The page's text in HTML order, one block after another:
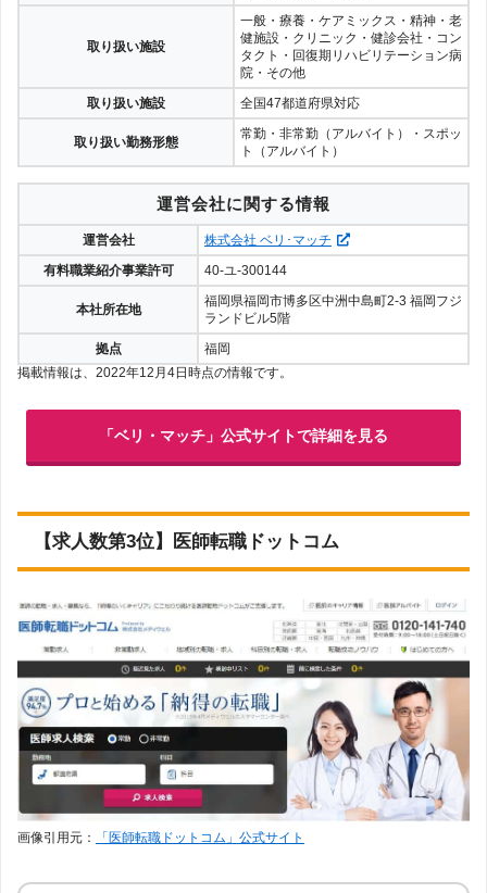
取り扱い施設
一般・療養・ケアミックス・精神・老
健施設・クリニック・健診会社・コン
タクト・回復期リハビリテーション病
院・その他
取り扱い施設
全国47都道府県対応
取り扱い勤務形態
常勤・非常勤（アルバイト）・スポッ
ト（アルバイト）
運営会社に関する情報
運営会社
株式会社 ベリ･マッチ
有料職業紹介事業許可
40-ユ-300144
本社所在地
福岡県福岡市博多区中洲中島町2-3 福岡フジ
ランドビル5階
拠点
福岡
掲載情報は、2022年12月4日時点の情報です。
「ベリ・マッチ」公式サイトで詳細を見る
【求人数第3位】医師転職ドットコム
画像引用元： 「医師転職ドットコム」公式サイト